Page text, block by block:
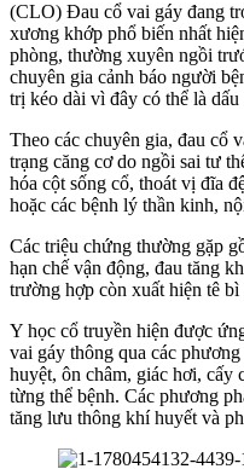
(CLO) Đau cổ vai gáy đang
xương khớp phổ biến nhất
phòng, thường xuyên ngồi
chuyên gia cảnh báo người
trị kéo dài vì đây có thể là
Theo các chuyên gia, đau cổ
trạng căng cơ do ngồi sai tư
hóa cột sống cổ, thoát vị đĩa
hoặc các bệnh lý thần kinh,
Các triệu chứng thường gặp
hạn chế vận động, đau tăng
trường hợp còn xuất hiện tê
Y học cổ truyền hiện được
vai gáy thông qua các
huyệt, ôn châm, giác hơi,
từng thể bệnh. Các phương
tăng lưu thông khí huyết và